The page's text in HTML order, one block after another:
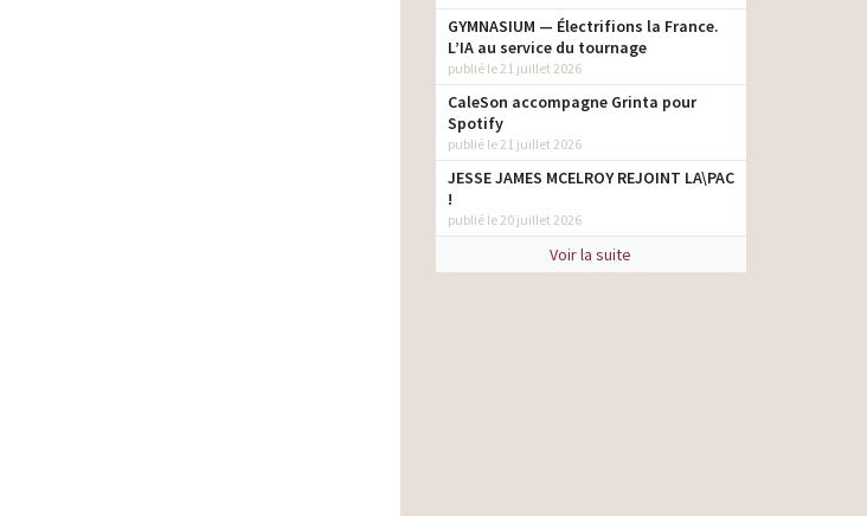
GYMNASIUM — Électrifions la France.
L’IA au service du tournage
publié le 21 juillet 2026
CaleSon accompagne Grinta pour
Spotify
publié le 21 juillet 2026
JESSE JAMES MCELROY REJOINT LA\PAC
!
publié le 20 juillet 2026
Voir la suite